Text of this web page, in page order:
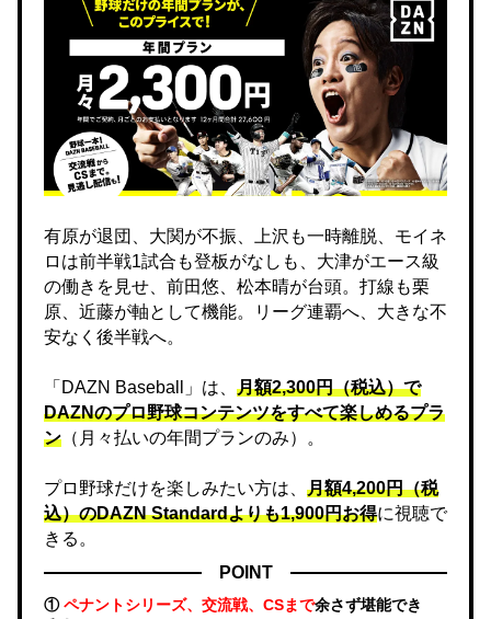
有原が退団、大関が不振、上沢も一時離脱、モイネ
ロは前半戦1試合も登板がなしも、大津がエース級
の働きを見せ、前田悠、松本晴が台頭。打線も栗
原、近藤が軸として機能。リーグ連覇へ、大きな不
安なく後半戦へ。
「DAZN Baseball」は、 月額2,300円（税込）で
DAZNのプロ野球コンテンツをすべて楽しめるプラ
ン （月々払いの年間プランのみ）。
プロ野球だけを楽しみたい方は、 月額4,200円（税
込）のDAZN Standard​よりも1,900円お得に視聴で
きる。
POINT
①ペナントシリーズ、交流戦、CSまで余さず堪能でき